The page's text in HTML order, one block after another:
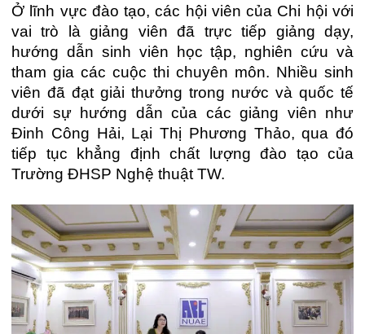
Ở lĩnh vực đào tạo, các hội viên của Chi hội với
vai trò là giảng viên đã trực tiếp giảng dạy,
hướng dẫn sinh viên học tập, nghiên cứu và
tham gia các cuộc thi chuyên môn. Nhiều sinh
viên đã đạt giải thưởng trong nước và quốc tế
dưới sự hướng dẫn của các giảng viên như
Đinh Công Hải, Lại Thị Phương Thảo, qua đó
tiếp tục khẳng định chất lượng đào tạo của
Trường ĐHSP Nghệ thuật TW.